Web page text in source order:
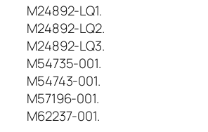
,
1
9
2
0
×
1
0
M24892-LQ1.
M24892-LQ2.
M24892-LQ3.
M54735-001.
M54743-001.
M57196-001.
M62237-001.